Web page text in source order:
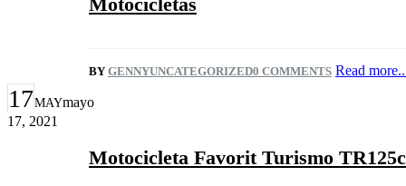
BY GENNYUNCATEGORIZED0 COMMENTS Read
17MAYmayo
17, 2021
Motocicleta Favorit Turismo